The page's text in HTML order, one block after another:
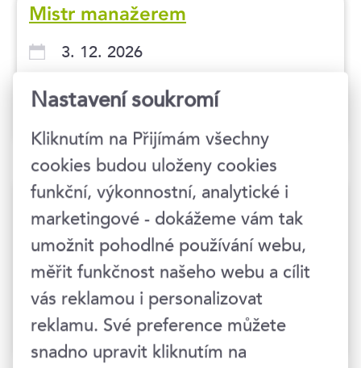
Mistr manažerem
3. 12. 2026
Nově na manažerské pozici: Z
kolegy nadřízeným
9.–10. 12. 2026
Ostrava
12 490 Kčbez DPH
Nastavení soukromí
Kliknutím na Přijímám všechny
cookies budou uloženy cookies
funkční, výkonnostní, analytické i
marketingové - dokážeme vám tak
umožnit pohodlné používání webu,
měřit funkčnost našeho webu a cílit
vás reklamou i personalizovat
reklamu. Své preference můžete
snadno upravit kliknutím na